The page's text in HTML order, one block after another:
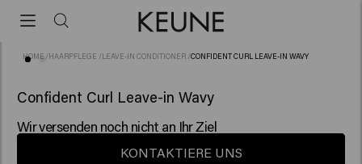
HOME /HAARPFLEGE /LEAVE-IN CONDITIONER /CONFIDENT CURL LEAVE-IN WAVY
Confident Curl Leave-in Wavy
Wir versenden noch nicht an Ihr Ziel
KONTAKTIERE UNS